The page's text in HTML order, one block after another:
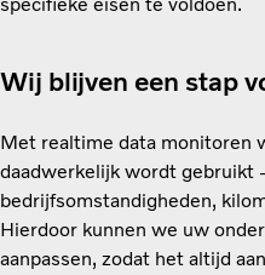
specifieke eisen te voldoen.
Wij blijven een stap
Met realtime data monitoren
daadwerkelijk wordt gebruikt
bedrijfsomstandigheden,
Hierdoor kunnen we uw
aanpassen, zodat het altijd